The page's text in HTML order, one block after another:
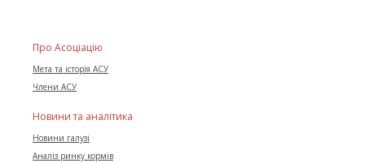
Про Асоціацію
Мета та історія АСУ
Члени АСУ
Новини та аналітика
Новини галузі
Аналіз ринку кормів